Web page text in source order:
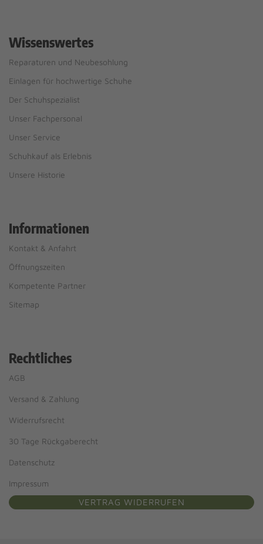
Wissenswertes
Reparaturen und Neubesohlung
Einlagen für hochwertige Schuhe
Der Schuhspezialist
Unser Fachpersonal
Unser Service
Schuhkauf als Erlebnis
Unsere Historie
Informationen
Kontakt & Anfahrt
Öffnungszeiten
Kompetente Partner
Sitemap
Rechtliches
AGB
Versand & Zahlung
Widerrufsrecht
30 Tage Rückgaberecht
Datenschutz
Impressum
VERTRAG WIDERRUFEN